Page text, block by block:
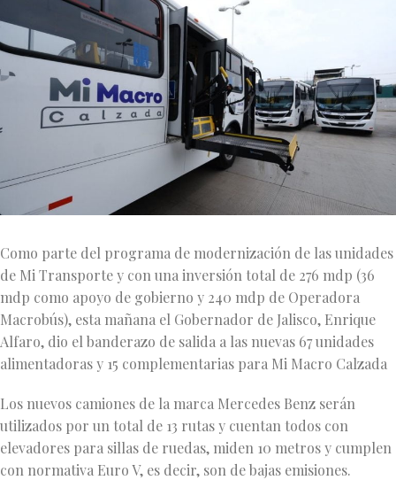
Como parte del programa de modernización de las unidades
de Mi Transporte y con una inversión total de 276 mdp (36
mdp como apoyo de gobierno y 240 mdp de Operadora
Macrobús), esta mañana el Gobernador de Jalisco, Enrique
Alfaro, dio el banderazo de salida a las nuevas 67 unidades
alimentadoras y 15 complementarias para Mi Macro Calzada
Los nuevos camiones de la marca Mercedes Benz serán
utilizados por un total de 13 rutas y cuentan todos con
elevadores para sillas de ruedas, miden 10 metros y cumplen
con normativa Euro V, es decir, son de bajas emisiones.